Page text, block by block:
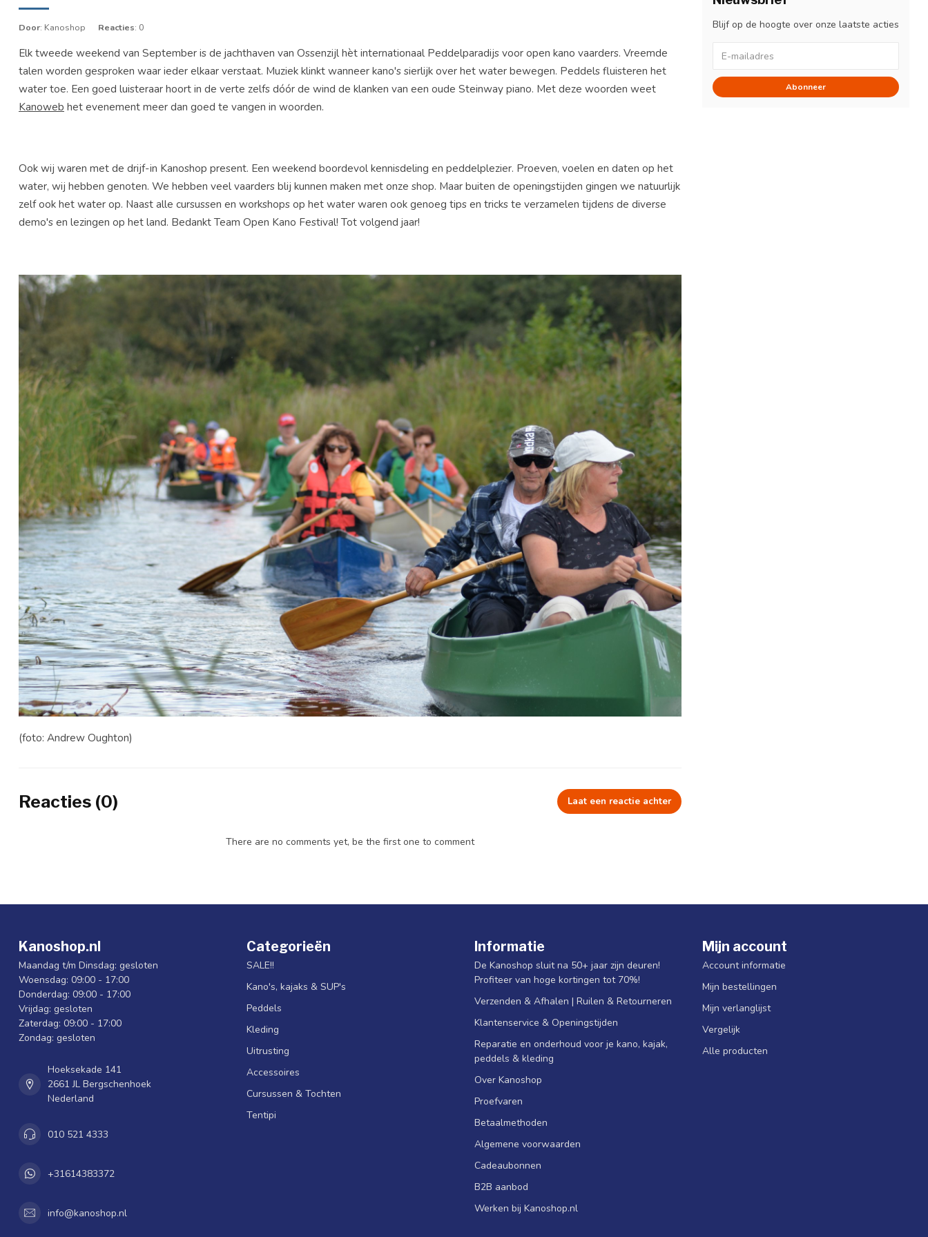
Door: Kanoshop Reacties: 0
Elk tweede weekend van September is de jachthaven van Ossenzijl hèt internationaal Peddelparadijs voor open kano vaarders. Vreemde
talen worden gesproken waar ieder elkaar verstaat. Muziek klinkt wanneer kano's sierlijk over het water bewegen. Peddels fluisteren het
water toe. Een goed luisteraar hoort in de verte zelfs dóór de wind de klanken van een oude Steinway piano. Met deze woorden weet
Kanoweb het evenement meer dan goed te vangen in woorden.
Ook wij waren met de drijf-in Kanoshop present. Een weekend boordevol kennisdeling en peddelplezier. Proeven, voelen en daten op het
water, wij hebben genoten. We hebben veel vaarders blij kunnen maken met onze shop. Maar buiten de openingstijden gingen we natuurlijk
zelf ook het water op. Naast alle cursussen en workshops op het water waren ook genoeg tips en tricks te verzamelen tijdens de diverse
demo's en lezingen op het land. Bedankt Team Open Kano Festival! Tot volgend jaar!
(foto: Andrew Oughton)
Reacties (0) Laat een reactie achter
There are no comments yet, be the first one to comment
Blijf op de hoogte over onze laatste acties
Abonneer
Kanoshop.nl
Maandag t/m Dinsdag: gesloten
Woensdag: 09:00 - 17:00
Donderdag: 09:00 - 17:00
Vrijdag: gesloten
Zaterdag: 09:00 - 17:00
Zondag: gesloten
Hoeksekade 141
2661 JL Bergschenhoek
Nederland
010 521 4333
+31614383372
info@kanoshop.nl
Categorieën
SALE!!
Kano's, kajaks & SUP's
Peddels
Kleding
Uitrusting
Accessoires
Cursussen & Tochten
Tentipi
Informatie
De Kanoshop sluit na 50+ jaar zijn deuren!
Profiteer van hoge kortingen tot 70%!
Verzenden & Afhalen | Ruilen & Retourneren
Klantenservice & Openingstijden
Reparatie en onderhoud voor je kano, kajak,
peddels & kleding
Over Kanoshop
Proefvaren
Betaalmethoden
Algemene voorwaarden
Cadeaubonnen
B2B aanbod
Werken bij Kanoshop.nl
Mijn account
Account informatie
Mijn bestellingen
Mijn verlanglijst
Vergelijk
Alle producten